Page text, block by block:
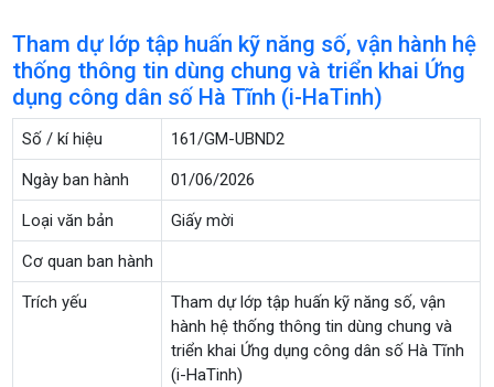
Tham dự lớp tập huấn kỹ năng số, vận hành hệ
thống thông tin dùng chung và triển khai Ứng
dụng công dân số Hà Tĩnh (i-HaTinh)
Số / kí hiệu 161/GM-UBND2
Ngày ban hành 01/06/2026
Loại văn bản Giấy mời
Cơ quan ban hành
Trích yếu
Tham dự lớp tập huấn kỹ năng số, vận
hành hệ thống thông tin dùng chung và
triển khai Ứng dụng công dân số Hà Tĩnh
(i-HaTinh)